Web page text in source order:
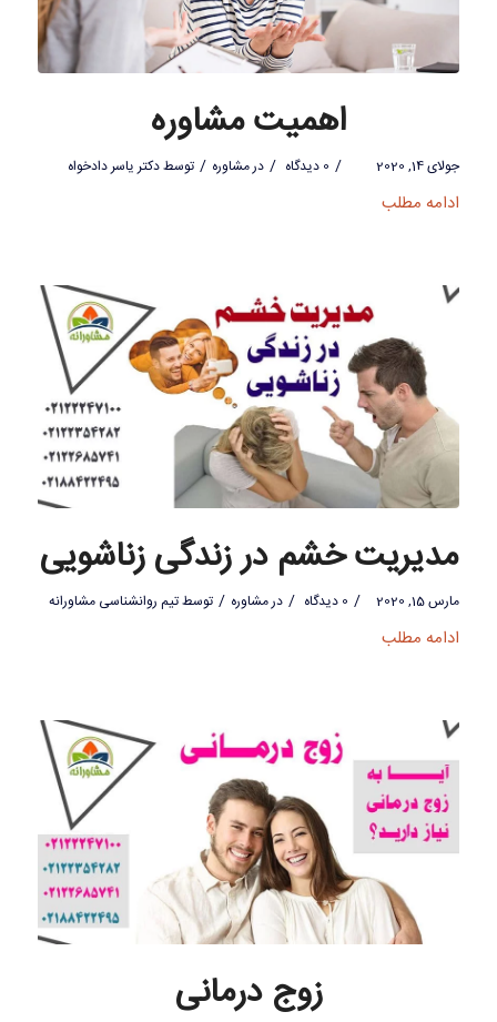
اهمیت مشاوره
جولای 14, 2020 / 0 دیدگاه / درمشاوره / توسطدکتر یاسر دادخواه
ادامه مطلب
مدیریت خشم در زندگی زناشویی
مارس 15, 2020 / 0 دیدگاه / درمشاوره / توسطتیم روانشناسی مشاورانه
ادامه مطلب
زوج درمانی